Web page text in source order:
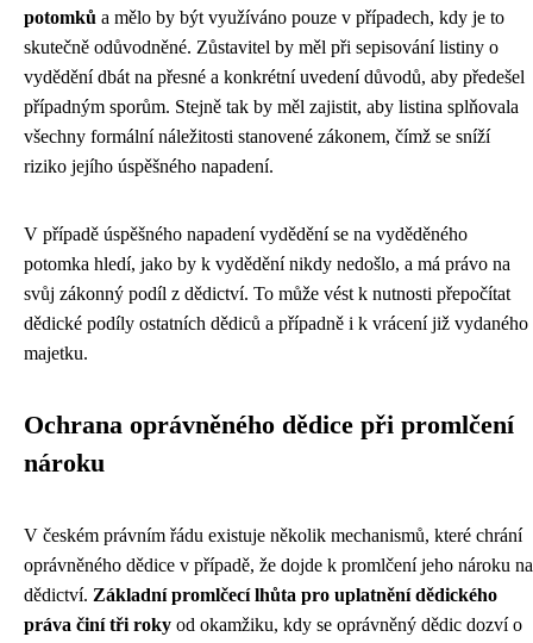
potomků a mělo by být využíváno pouze v případech, kdy je to
skutečně odůvodněné. Zůstavitel by měl při sepisování listiny o
vydědění dbát na přesné a konkrétní uvedení důvodů, aby předešel
případným sporům. Stejně tak by měl zajistit, aby listina splňovala
všechny formální náležitosti stanovené zákonem, čímž se sníží
riziko jejího úspěšného napadení.
V případě úspěšného napadení vydědění se na vyděděného
potomka hledí, jako by k vydědění nikdy nedošlo, a má právo na
svůj zákonný podíl z dědictví. To může vést k nutnosti přepočítat
dědické podíly ostatních dědiců a případně i k vrácení již vydaného
majetku.
Ochrana oprávněného dědice při promlčení
nároku
V českém právním řádu existuje několik mechanismů, které chrání
oprávněného dědice v případě, že dojde k promlčení jeho nároku na
dědictví. Základní promlčecí lhůta pro uplatnění dědického
práva činí tři roky od okamžiku, kdy se oprávněný dědic dozví o